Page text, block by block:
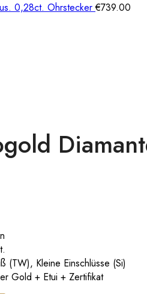
0,28ct. Ohrstecker€739.00
(TW), Kleine Einschlüsse (Si)
Gold + Etui + Zertifikat